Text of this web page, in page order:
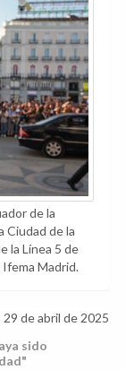
de la
Ciudad de la
la Línea 5 de
Madrid.
de abril de 2025
sido